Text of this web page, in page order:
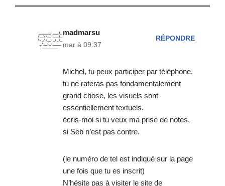
madmarsu
mar à 09:37
RÉPONDRE
Michel, tu peux participer par téléphone.
tu ne rateras pas fondamentalement
grand chose, les visuels sont
essentiellement textuels.
écris-moi si tu veux ma prise de notes,
si Seb n’est pas contre.
(le numéro de tel est indiqué sur la page
une fois que tu es inscrit)
N’hésite pas à visiter le site de